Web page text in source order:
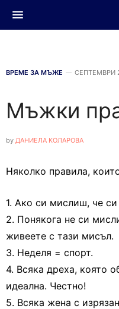
ВРЕМЕ ЗА МЪЖЕ СЕПТЕМВРИ
Мъжки
by ДАНИЕЛА КОЛАРОВА
Няколко правила,
1. Ако си мислиш, че си
2. Понякога не си
живеете с тази мисъл.
3. Неделя = спорт.
4. Всяка дреха, която
идеална. Честно!
5. Всяка жена с